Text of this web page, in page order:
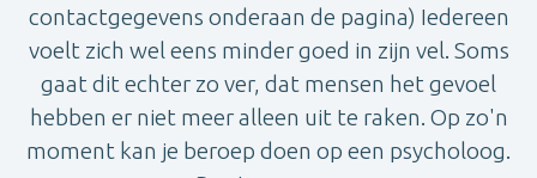
contactgegevens onderaan de pagina) Iedereen
voelt zich wel eens minder goed in zijn vel. Soms
gaat dit echter zo ver, dat mensen het gevoel
hebben er niet meer alleen uit te raken. Op zo'n
moment kan je beroep doen op een psycholoog.